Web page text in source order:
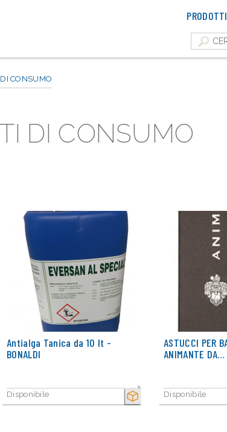
PRODOTTI
CONSUMO
DI CONSUMO
SECCO
Antialga Tanica da 10 lt -
BONALDI
Disponibile
ASTUCCI PER
ANIMANTE DA…
Disponibile